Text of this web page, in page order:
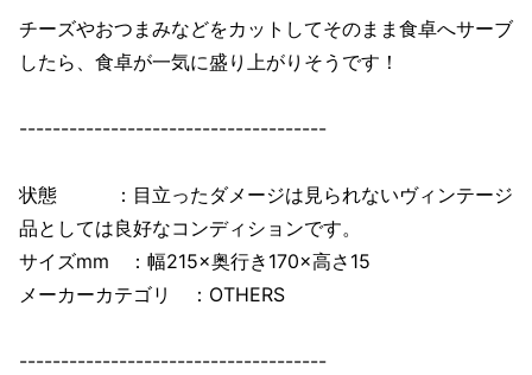
チーズやおつまみなどをカットしてそのまま食卓へサーブ
したら、食卓が一気に盛り上がりそうです！
-------------------------------------
状態 ：目立ったダメージは見られないヴィンテージ
品としては良好なコンディションです。
サイズmm ：幅215×奥行き170×高さ15
メーカーカテゴリ ：OTHERS
-------------------------------------